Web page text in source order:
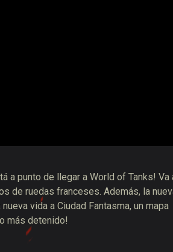
a punto de llegar a World of Tanks! Va
de ruedas franceses. Además, la
vida a Ciudad Fantasma, un mapa
más detenido!